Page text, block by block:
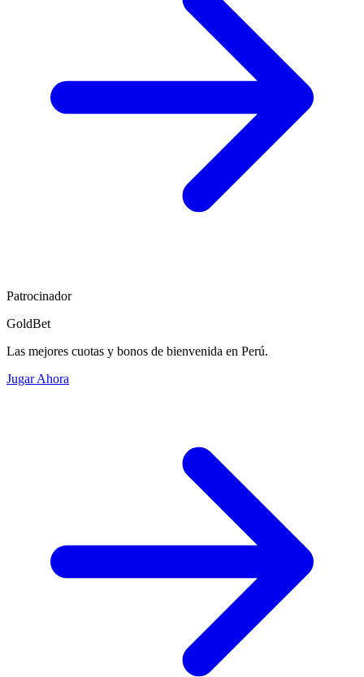
Patrocinador
GoldBet
Las mejores cuotas y bonos de bienvenida en Perú.
Jugar Ahora